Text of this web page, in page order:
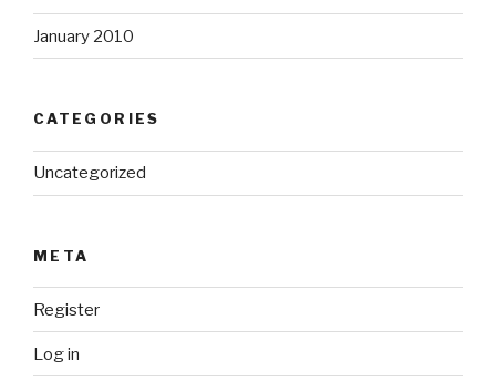
January 2010
CATEGORIES
Uncategorized
META
Register
Log in